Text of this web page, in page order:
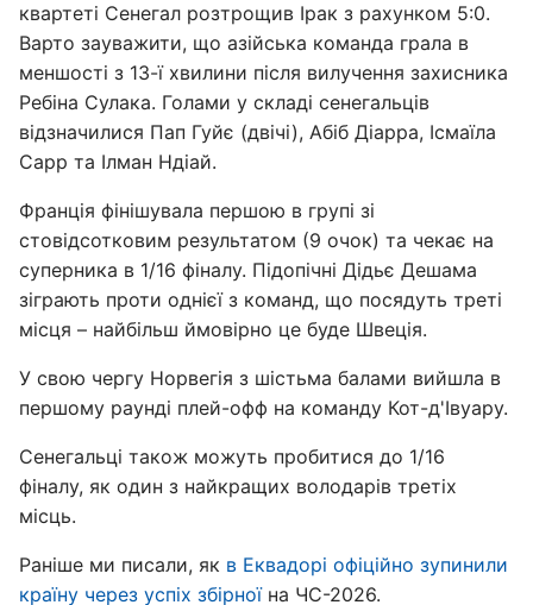
квартеті Сенегал розтрощив Ірак з рахунком 5:0.
Варто зауважити, що азійська команда грала в
меншості з 13-ї хвилини після вилучення захисника
Ребіна Сулака. Голами у складі сенегальців
відзначилися Пап Гуйє (двічі), Абіб Діарра, Ісмаїла
Сарр та Ілман Ндіай.
Франція фінішувала першою в групі зі
стовідсотковим результатом (9 очок) та чекає на
суперника в 1/16 фіналу. Підопічні Дідьє Дешама
зіграють проти однієї з команд, що посядуть треті
місця – найбільш ймовірно це буде Швеція.
У свою чергу Норвегія з шістьма балами вийшла в
першому раунді плей-офф на команду Кот-д'Івуару.
Сенегальці також можуть пробитися до 1/16
фіналу, як один з найкращих володарів третіх
місць.
Раніше ми писали, як в Еквадорі офіційно зупинили
країну через успіх збірноїна ЧС-2026.